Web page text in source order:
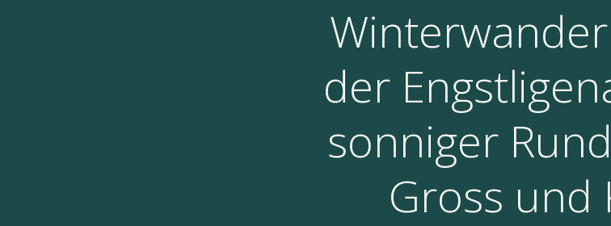
der
sonniger
Gross und